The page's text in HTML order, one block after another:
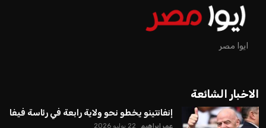
عمر إبراهيم منذ 19 أيام